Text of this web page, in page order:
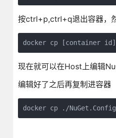
按ctrl+p,ctrl+q退出容器，
docker cp [container
现在就可以在Host上编辑
编辑好了之后再复制进容器
docker cp ./